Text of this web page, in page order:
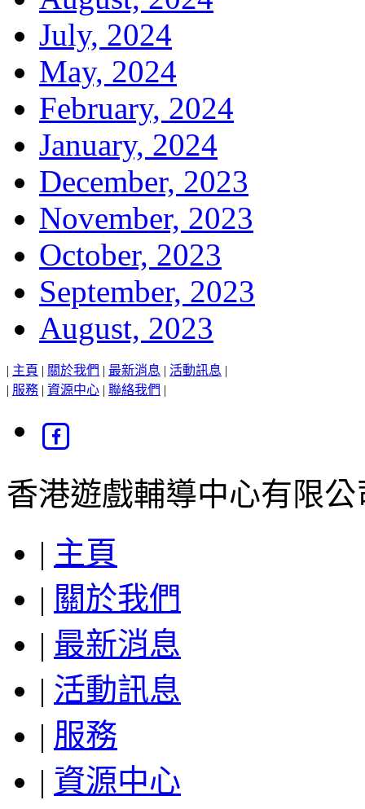
July, 2024
May, 2024
February, 2024
January, 2024
December, 2023
November, 2023
October, 2023
September, 2023
August, 2023
| 主頁 | 關於我們 | 最新消息 | 活動訊息 |
| 服務 | 資源中心 | 聯絡我們 |
香港遊戲輔導中心有限
| 主頁
| 關於我們
| 最新消息
| 活動訊息
| 服務
| 資源中心